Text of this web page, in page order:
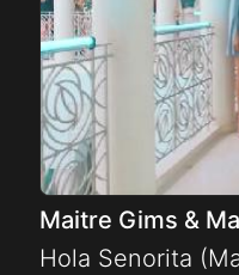
Maitre Gims &
Hola Senorita